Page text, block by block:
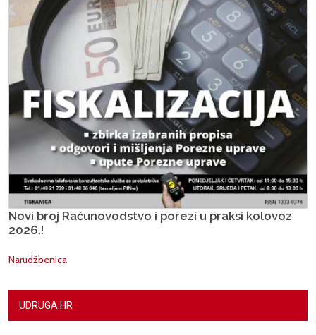
Novi broj Računovodstvo i porezi u praksi kolovoz
2026.!
Narudžbenica
UDRUGA.HR